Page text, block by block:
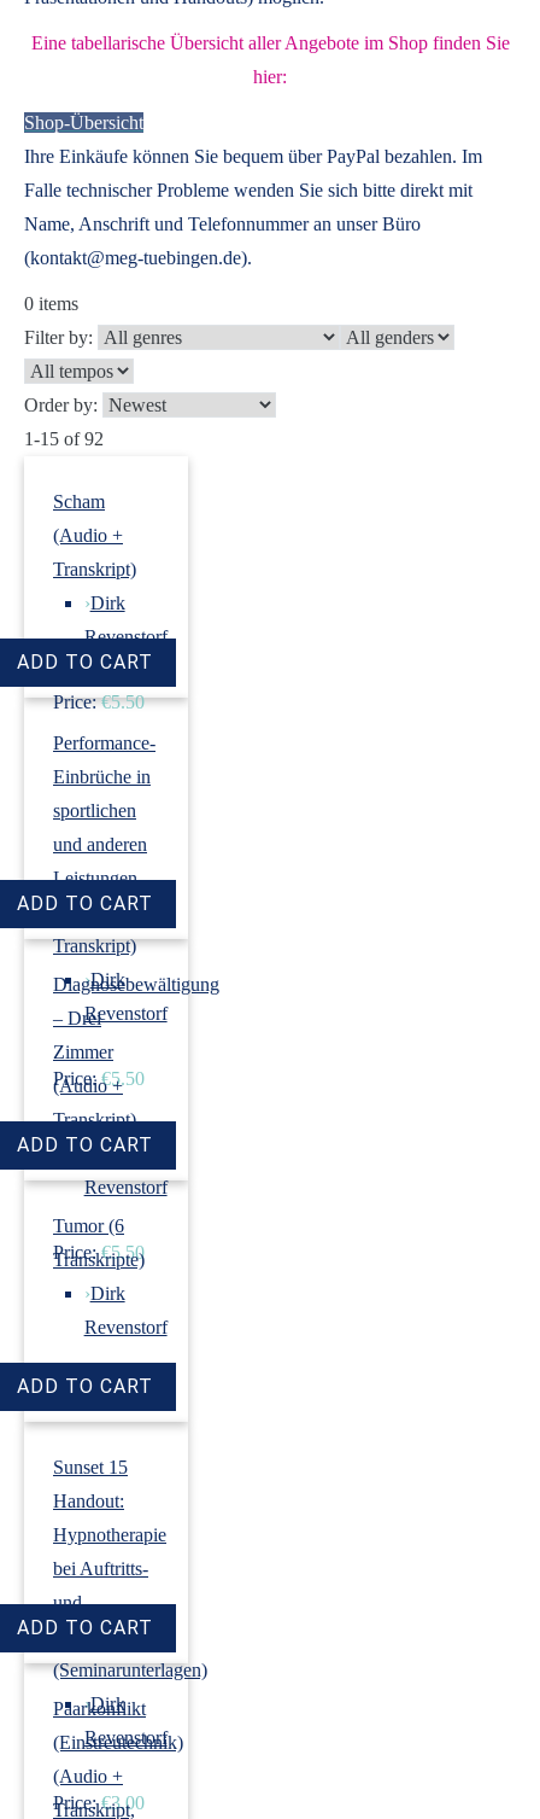
Eine tabellarische Übersicht aller Angebote im Shop finden Sie
hier:
Shop-Übersicht
Ihre Einkäufe können Sie bequem über PayPal bezahlen. Im
Falle technischer Probleme wenden Sie sich bitte direkt mit
Name, Anschrift und Telefonnummer an unser Büro
(kontakt@meg-tuebingen.de).
0 items
Filter by:
Order by:
1-15 of 92
Scham
(Audio +
Transkript)
›Dirk
Revenstorf
Price: €5.50
Performance-
Einbrüche in
sportlichen
und anderen
Leistungen
(Audio +
Transkript)
›Dirk
Revenstorf
Price: €5.50
Diagnosebewältigung
– Drei
Zimmer
(Audio +
Transkript)
›Dirk
Revenstorf
Price: €5.50
Tumor (6
Transkripte)
›Dirk
Revenstorf
Price: €18.00
Sunset 15
Handout:
Hypnotherapie
bei Auftritts-
und
Prüfungsangst
(Seminarunterlagen)
›Dirk
Revenstorf
Price: €3.00
Paarkonflikt
(Einstreutechnik)
(Audio +
Transkript,